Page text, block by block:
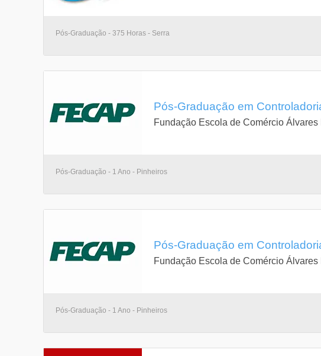
Pós-Graduação - 375 Horas - Serra
Pós-Graduação em
Fundação Escola de Comércio Álvares
Pós-Graduação - 1 Ano - Pinheiros
Pós-Graduação em
Fundação Escola de Comércio Álvares
Pós-Graduação - 1 Ano - Pinheiros